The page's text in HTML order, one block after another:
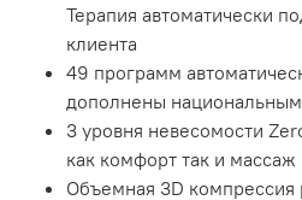
Терапия автоматически
клиента
49 программ
дополнены
3 уровня невесомости
как комфорт так и массаж
Объемная 3D